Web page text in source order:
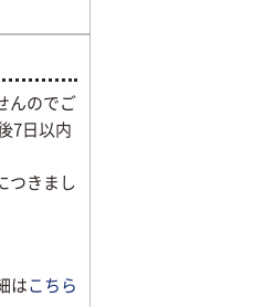
んのでご
7日以内
つきまし
はこちら